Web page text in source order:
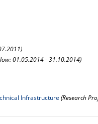
01.05.2014 - 31.10.2014)
Infrastructure (Research